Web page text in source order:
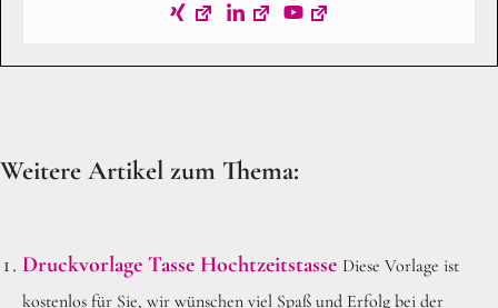
Weitere Artikel zum Thema:
Druckvorlage Tasse Hochtzeitstasse Diese Vorlage ist
kostenlos für Sie, wir wünschen viel Spaß und Erfolg bei der